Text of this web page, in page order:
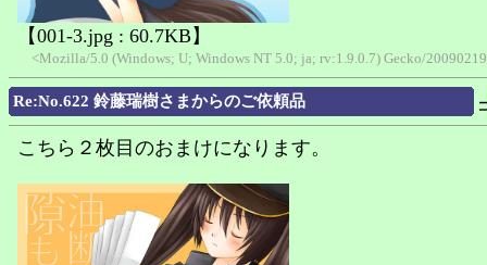
【001-3.jpg : 60.7KB】
<Mozilla/5.0 (Windows; U; Windows NT 5.0; ja; rv:1.9.0.7) Gecko/
Re:No.622 鈴藤瑞樹さまからのご依頼品
こちら２枚目のおまけになります。